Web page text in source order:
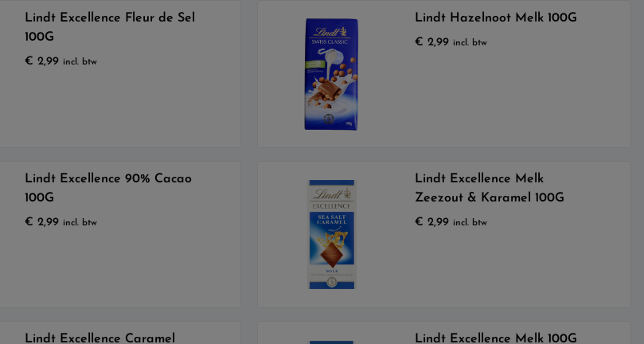
Lindt Excellence Fleur de Sel
100G
€ 2,99 incl. btw
Lindt Hazelnoot Melk 100G
€ 2,99 incl. btw
Lindt Excellence 90% Cacao
100G
€ 2,99 incl. btw
Lindt Excellence Melk
Zeezout & Karamel 100G
€ 2,99 incl. btw
Lindt Excellence Caramel
Lindt Excellence Melk 100G